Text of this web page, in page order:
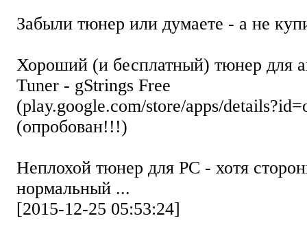
Забыли тюнер или думаете - а не
Хороший (и бесплатный) тюнер для
Tuner - gStrings Free
(play.google.com/store/apps/
(опробован!!!)
Неплохой тюнер для РС - хотя
нормальный ...
[2015-12-25 05:53:24]